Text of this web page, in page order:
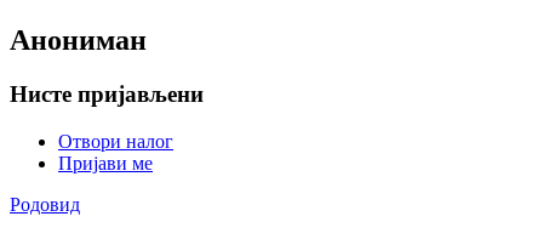
Анониман
Нисте пријављени
Отвори налог
Пријави ме
Родовид